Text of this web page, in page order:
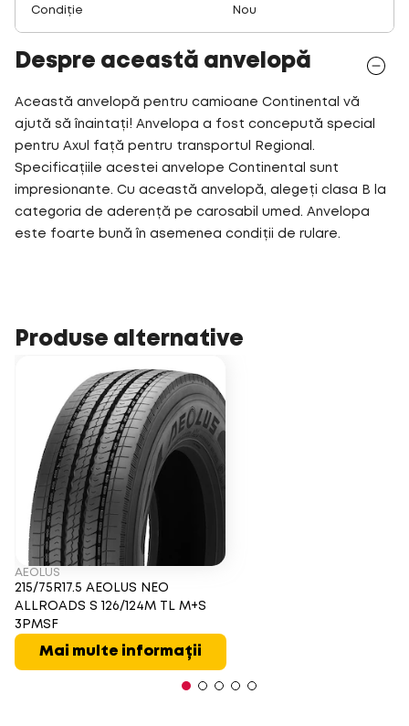
Condiție Nou
Despre această anvelopă
Această anvelopă pentru camioane Continental vă
ajută să înaintați! Anvelopa a fost concepută special
pentru Axul față pentru transportul Regional.
Specificațiile acestei anvelope Continental sunt
impresionante. Cu această anvelopă, alegeți clasa B la
categoria de aderență pe carosabil umed. Anvelopa
este foarte bună în asemenea condiții de rulare.
Produse alternative
AEOLUS
215/75R17.5 AEOLUS NEO
ALLROADS S 126/124M TL M+S
3PMSF
Mai multe informații